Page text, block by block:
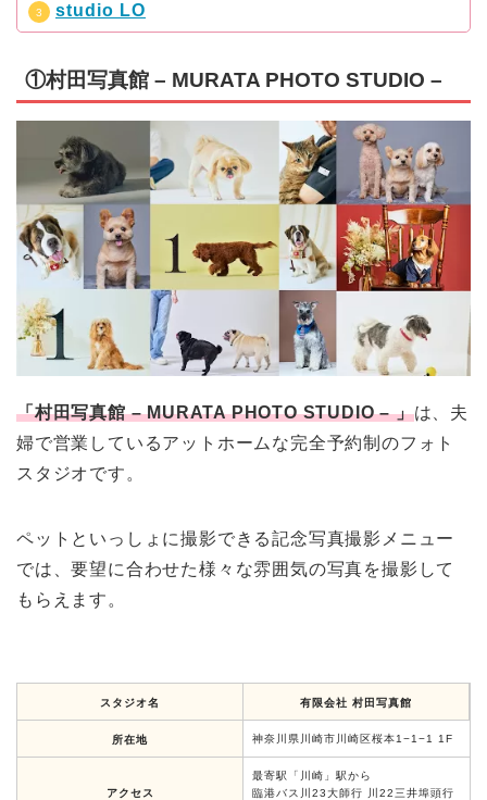
studio LO
①村田写真館 – MURATA PHOTO STUDIO –
「村田写真館 – MURATA PHOTO STUDIO – 」は、夫
婦で営業しているアットホームな完全予約制のフォト
スタジオです。
ペットといっしょに撮影できる記念写真撮影メニュー
では、要望に合わせた様々な雰囲気の写真を撮影して
もらえます。
スタジオ名 有限会社 村田写真館
所在地 神奈川県川崎市川崎区桜本1−1−1 1F
アクセス
最寄駅「川崎」駅から
臨港バス川23大師行 川22三井埠頭行